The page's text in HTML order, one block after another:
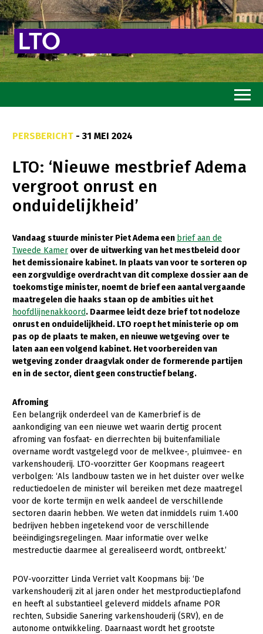
Goed eten
Mooi groen
Sterk ondernemerschap
Transitiepaden
Thema’s
Gezonde planten
Gezonde dieren
Natuur, klimaat en energie
Bodem en water
Platteland en omgeving
Internationaal
Sectoren
Dier
Biologische Landbouw
Geitenhouderij
Kalverhouderij
Konijnenhouderij
Paardenhouderij
Pluimveehouderij
Schapenhouderij
Plant
Akkerbouw
Biologische Landbouw
Bollenteelt
Fruitteelt
Glastuinbouw
Paddenstoelen
Multifunctionele landbouw
Multifunctioneel
Vrouw en Bedrijf
Onderwerpen
Nieuws
Nieuwsabonnement
Webinars
Over LTO
PERSBERICHT - 31 MEI 2024
LTO: ‘Nieuwe mestbrief Adema
vergroot onrust en
onduidelijkheid’
Vandaag stuurde minister Piet Adema een brief aan de
Tweede Kamer over de uitwerking van het mestbeleid door
het demissionaire kabinet. In plaats van voor te sorteren op
een zorgvuldige overdracht van dit complexe dossier aan de
toekomstige minister, noemt de brief een aantal vergaande
maatregelen die haaks staan op de ambities uit het
hoofdlijnenakkoord. Daarmee leidt deze brief tot nodeloze
onrust en onduidelijkheid. LTO roept het ministerie op om
pas op de plaats te maken, en nieuwe wetgeving over te
laten aan een volgend kabinet. Het voorbereiden van
wetgeving zonder draagvlak onder de formerende partijen
en in de sector, dient geen constructief belang.
Afroming
Een belangrijk onderdeel van de Kamerbrief is de
aankondiging van een nieuwe wet waarin dertig procent
afroming van fosfaat- en dierrechten bij buitenfamiliale
overname wordt vastgelegd voor de melkvee-, pluimvee- en
varkenshouderij. LTO-voorzitter Ger Koopmans reageert
verbolgen: ‘Als landbouw tasten we in het duister over welke
reductiedoelen de minister wil bereiken met deze maatregel
voor de korte termijn en welk aandeel de verschillende
sectoren daarin hebben. We weten dat inmiddels ruim 1.400
bedrijven hebben ingetekend voor de verschillende
beëindigingsregelingen. Maar informatie over welke
mestreductie daarmee al gerealiseerd wordt, ontbreekt.’
POV-voorzitter Linda Verriet valt Koopmans bij: ‘De
varkenshouderij zit al jaren onder het mestproductieplafond
en heeft al substantieel geleverd middels afname POR
rechten, Subsidie Sanering varkenshouderij (SRV), en de
autonome ontwikkeling. Daarnaast wordt het grootste